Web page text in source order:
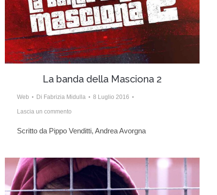
La banda della Masciona 2
Web Di Fabrizia Midulla 8 Luglio 2016
Lascia un commento
Scritto da Pippo Venditti, Andrea Avorgna